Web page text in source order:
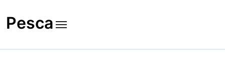
to
content
Pesca